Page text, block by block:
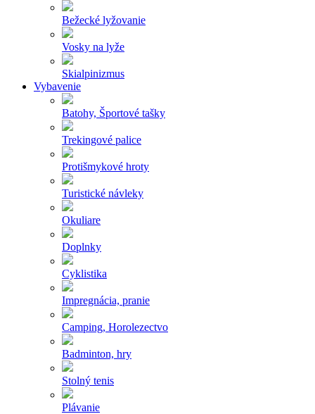
Bežecké lyžovanie
Vosky na lyže
Skialpinizmus
Vybavenie
Batohy, Športové tašky
Trekingové palice
Protišmykové hroty
Turistické návleky
Okuliare
Doplnky
Cyklistika
Impregnácia, pranie
Camping, Horolezectvo
Badminton, hry
Stolný tenis
Plávanie